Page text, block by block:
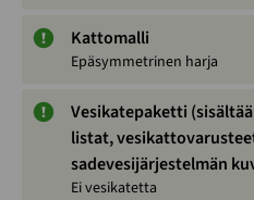
Kattomalli
Epäsymmetrinen harja
Vesikatepaketti
listat,
sadevesijärjestelmän
Ei vesikatetta